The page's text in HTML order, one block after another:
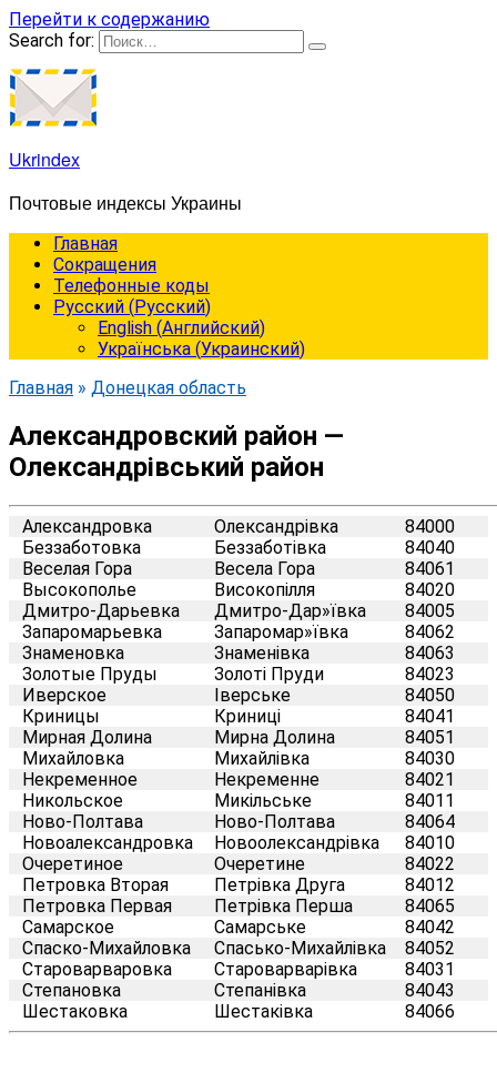
Перейти к содержанию
Search for:
Ukrindex
Почтовые индексы Украины
Главная
Сокращения
Телефонные коды
Русский (Русский)
English (Английский)
Українська (Украинский)
Главная » Донецкая область
Александровский район —
Олександрівський район
Александровка Олександрівка
84000
Беззаботовка
Беззаботівка
84040
Веселая Гора
Весела Гора
84061
Высокополье
Високопілля
84020
Дмитро-Дарьевка
Дмитро-Дар»ївка
84005
Запаромарьевка
Запаромар»ївка
84062
Знаменовка
Знаменівка
84063
Золотые Пруды
Золоті Пруди
84023
Иверское
Іверське
84050
Криницы
Криниці
84041
Мирная Долина
Мирна Долина
84051
Михайловка
Михайлівка
84030
Некременное
Некременне
84021
Никольское
Микільське
84011
Ново-Полтава
Ново-Полтава
84064
Новоалександровка
Новоолександрівка
84010
Очеретиное
Очеретине
84022
Петровка Вторая
Петрівка Друга
84012
Петровка Первая
Петрівка Перша
84065
Самарское
Самарське
84042
Спаско-Михайловка
Спасько-Михайлівка
84052
Староварваровка
Староварварівка
84031
Степановка
Степанівка
84043
Шестаковка
Шестаківка 84066